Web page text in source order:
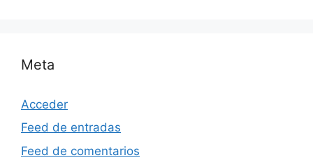
Meta
Acceder
Feed de entradas
Feed de comentarios